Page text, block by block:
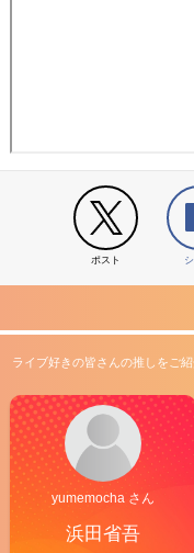
ポスト
ライブ好きの皆さんの推しをご紹
yumemocha さん
浜田省吾